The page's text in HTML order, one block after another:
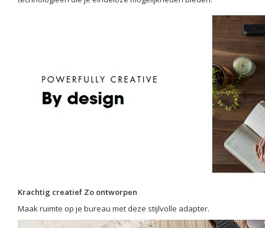
Krachtig creatief Zo ontworpen
Maak ruimte op je bureau met deze stijlvolle adapter.